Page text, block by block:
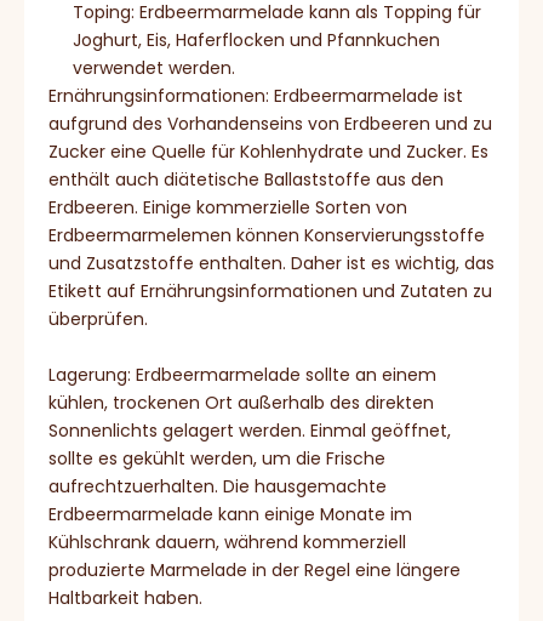
Toping: Erdbeermarmelade kann als Topping für
Joghurt, Eis, Haferflocken und Pfannkuchen
verwendet werden.
Ernährungsinformationen: Erdbeermarmelade ist
aufgrund des Vorhandenseins von Erdbeeren und zu
Zucker eine Quelle für Kohlenhydrate und Zucker. Es
enthält auch diätetische Ballaststoffe aus den
Erdbeeren. Einige kommerzielle Sorten von
Erdbeermarmelemen können Konservierungsstoffe
und Zusatzstoffe enthalten. Daher ist es wichtig, das
Etikett auf Ernährungsinformationen und Zutaten zu
überprüfen.
Lagerung: Erdbeermarmelade sollte an einem
kühlen, trockenen Ort außerhalb des direkten
Sonnenlichts gelagert werden. Einmal geöffnet,
sollte es gekühlt werden, um die Frische
aufrechtzuerhalten. Die hausgemachte
Erdbeermarmelade kann einige Monate im
Kühlschrank dauern, während kommerziell
produzierte Marmelade in der Regel eine längere
Haltbarkeit haben.